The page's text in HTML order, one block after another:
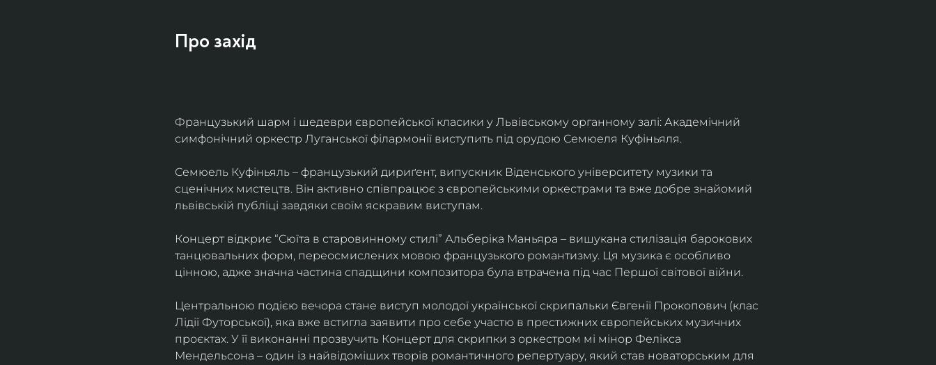
Про захід
Французький шарм і шедеври європейської класики у Львівському органному залі: Академічний
симфонічний оркестр Луганської філармонії виступить під орудою Семюеля Куфіньяля.
Семюель Куфіньяль – французький дириґент, випускник Віденського університету музики та
сценічних мистецтв. Він активно співпрацює з європейськими оркестрами та вже добре знайомий
львівській публіці завдяки своїм яскравим виступам.
Концерт відкриє “Сюїта в старовинному стилі” Альберіка Маньяра – вишукана стилізація барокових
танцювальних форм, переосмислених мовою французького романтизму. Ця музика є особливо
цінною, адже значна частина спадщини композитора була втрачена під час Першої світової війни.
Центральною подією вечора стане виступ молодої української скрипальки Євгенії Прокопович (клас
Лідії Футорської), яка вже встигла заявити про себе участю в престижних європейських музичних
проєктах. У її виконанні прозвучить Концерт для скрипки з оркестром мі мінор Фелікса
Мендельсона – один із найвідоміших творів романтичного репертуару, який став новаторським для